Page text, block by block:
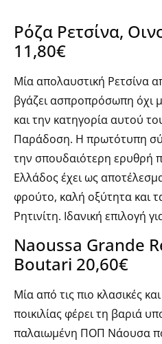
Ρόζα Ρετσίνα,
11,80€
Μία απολαυστική Ρετσίνα
βγάζει ασπροπρόσωπη όχι
και την κατηγορία αυτού
Παράδοση. Η πρωτότυπη
την σπουδαιότερη ερυθρή
Ελλάδος έχει ως
φρούτο, καλή οξύτητα και
Ρητινίτη. Ιδανική επιλογή
Naoussa Grande
Boutari 20,60€
Μία από τις πιο κλασικές
ποικιλίας φέρει τη βαριά
παλαιωμένη ΠΟΠ Νάουσα